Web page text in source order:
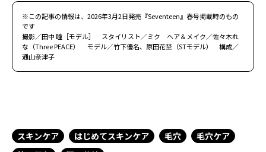
※この記事の情報は、2026年3月2日発売『Seventeen』春号掲載時のもの
です
撮影／田中 瞳［モデル］ スタイリスト／ミク ヘア＆メイク／佐々木れ
な（Three PEACE） モデル／竹下優名、原田花埜（STモデル） 構成／
通山奈津子
スキンケア はじめてスキンケア 毛穴
毛穴ケア